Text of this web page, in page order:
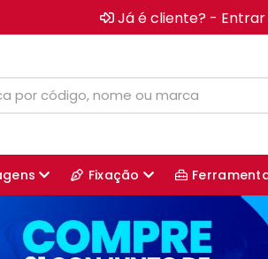
Já é cliente? - Entrar
Fixação